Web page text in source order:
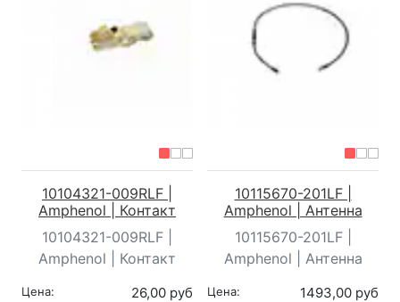
10104321-009RLF |
Amphenol | Контакт
10104321-009RLF |
Amphenol | Контакт
Цена: 26,00 руб
10115670-201LF |
Amphenol | Антенна
10115670-201LF |
Amphenol | Антенна
Цена: 1493,00 руб